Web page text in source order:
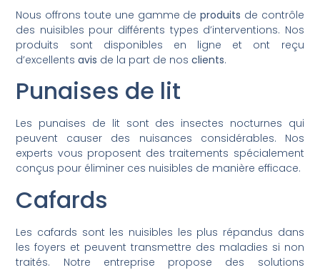
Nous offrons toute une gamme deproduits de contrôle
des nuisibles pour différents types d’interventions. Nos
produits sont disponibles en ligne et ont reçu
d’excellentsavis de la part de nosclients.
Punaises de lit
Les punaises de lit sont des insectes nocturnes qui
peuvent causer des nuisances considérables. Nos
experts vous proposent des traitements spécialement
conçus pour éliminer ces nuisibles de manière efficace.
Cafards
Les cafards sont les nuisibles les plus répandus dans
les foyers et peuvent transmettre des maladies si non
traités. Notre entreprise propose des solutions